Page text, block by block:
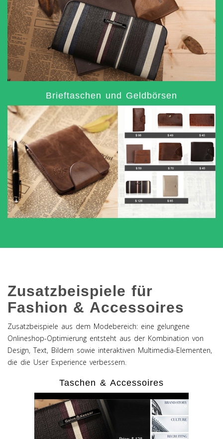
Brieftaschen und Geldbörsen
Zusatzbeispiele für
Fashion & Accessoires
Zusatzbeispiele aus dem Modebereich: eine gelungene
Onlineshop-Optimierung entsteht aus der Kombination von
Design, Text, Bildern sowie interaktiven Multimedia-Elementen,
die die User Experience verbessern.
Taschen & Accessoires